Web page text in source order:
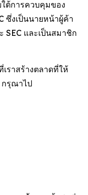
ใต้การควบคุมของ
ซึ่งเป็นนายหน้าผู้ค้า
SEC และเป็นสมาชิก
เราสร้างตลาดที่ให้
รุณาไป